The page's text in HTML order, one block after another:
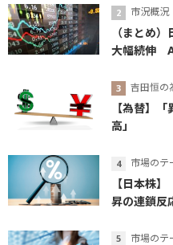
市況概況
（まとめ
大幅続伸
吉田恒の
【為替】
高」
市場のテー
【日本株
昇の連鎖反
市場のテー